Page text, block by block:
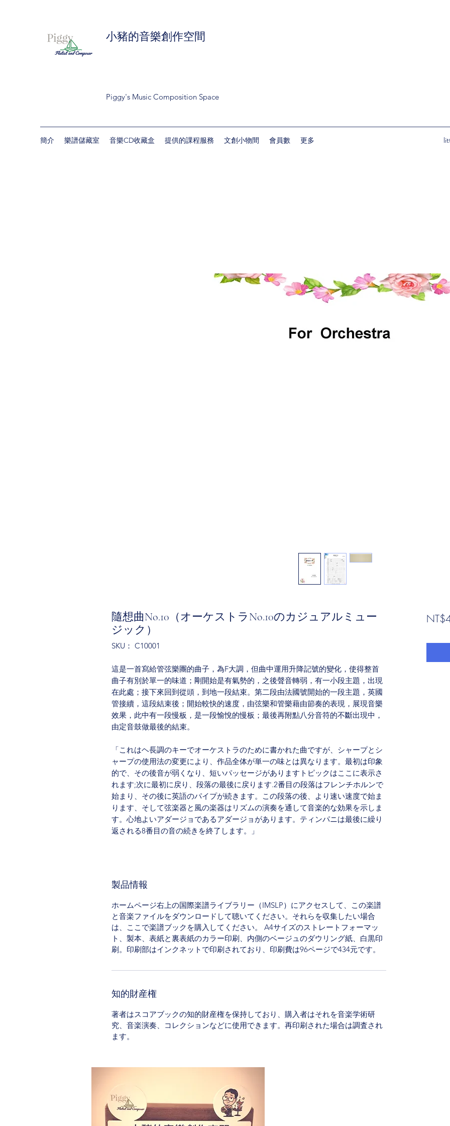
小豬的音樂創作空間
Piggy's Music Composition Space
簡介 樂譜儲藏室 音樂CD收藏盒 提供的課程服務 文創小物間 會員數 更多
隨想曲No.10（オーケストラNo.10のカジュアルミュー
ジック）
SKU： C10001
這是一首寫給管弦樂團的曲子，為F大調，但曲中運用升降記號的變化，使得整首
曲子有別於單一的味道；剛開始是有氣勢的，之後聲音轉弱，有一小段主題，出現
在此處；接下來回到從頭，到地一段結束。第二段由法國號開始的一段主題，英國
管接續，這段結束後；開始較快的速度，由弦樂和管樂藉由節奏的表現，展現音樂
效果，此中有一段慢板，是一段愉悅的慢板；最後再附點八分音符的不斷出現中，
由定音鼓做最後的結束。
「これはヘ長調のキーでオーケストラのために書かれた曲ですが、シャープとシ
ャープの使用法の変更により、作品全体が単一の味とは異なります。最初は印象
的で、その後音が弱くなり、短いパッセージがありますトピックはここに表示さ
れます;次に最初に戻り、段落の最後に戻ります.2番目の段落はフレンチホルンで
始まり、その後に英語のパイプが続きます。この段落の後、より速い速度で始ま
ります、そして弦楽器と風の楽器はリズムの演奏を通して音楽的な効果を示しま
す。心地よいアダージョであるアダージョがあります。ティンパニは最後に繰り
返される8番目の音の続きを終了します。」
製品情報
ホームページ右上の国際楽譜ライブラリー（IMSLP）にアクセスして、この楽譜
と音楽ファイルをダウンロードして聴いてください。それらを収集したい場合
は、ここで楽譜ブックを購入してください。 A4サイズのストレートフォーマッ
ト、製本、表紙と裏表紙のカラー印刷、内側のベージュのダウリング紙、白黒印
刷。印刷部はインクネットで印刷されており、印刷費は96ページで434元です。
知的財産権
著者はスコアブックの知的財産権を保持しており、購入者はそれを音楽学術研
究、音楽演奏、コレクションなどに使用できます。再印刷された場合は調査され
ます。